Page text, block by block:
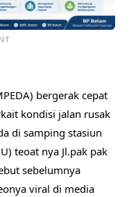
bergerak cepat
kondisi jalan rusak
di samping stasiun
teoat nya Jl.pak pak
sebelumnya
viral di media